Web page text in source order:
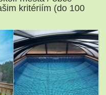
kritériím (do 100